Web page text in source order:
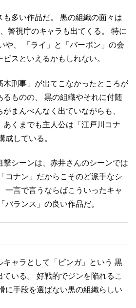
多い作品だ。
黒の組織の面々は
警視庁のキャラも出てくる。
特に
や、
「ライ」と「バーボン」の会
スといえるかもしれない。
木刑事」が出てこなかったところが
ものの、
黒の組織やそれに付随
まんべんなく出ていながらも、
あくまでも主人公は「江戸川コナ
成している。
撃シーンは、赤井さんのシーンでは
コナン」だからこそのど派手なシ
一言で言うならばこういったキャ
「バランス」の良い作品だ。
ャラとして「ピンガ」という 黒
いる。
好戦的でジンを陥れるこ
に手段を選ばない黒の組織らしい